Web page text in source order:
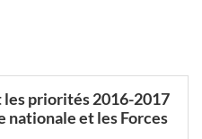
les priorités 2016-2017
nationale et les Forces